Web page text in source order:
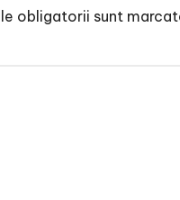
obligatorii sunt